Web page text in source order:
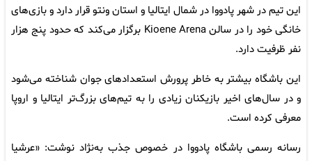
این تیم در شهر پادووا در شمال ایتالیا و استان ونتو قرار دارد و بازی‌های
خانگی خود را در سالن Kioene Arena برگزار می‌کند که حدود پنج هزار
نفر ظرفیت دارد.
این باشگاه بیشتر به خاطر پرورش استعدادهای جوان شناخته می‌شود
و در سال‌های اخیر بازیکنان زیادی را به تیم‌های بزرگ‌تر ایتالیا و اروپا
معرفی کرده است.
رسانه رسمی باشگاه پادووا در خصوص جذب به‌نژاد نوشت: «عرشیا